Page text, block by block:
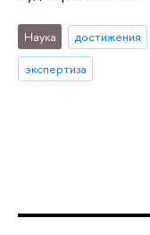
Наука достижения
экспертиза